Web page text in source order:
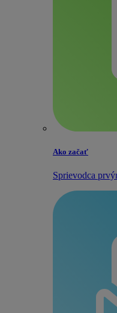
Ako začať
Sprievodca